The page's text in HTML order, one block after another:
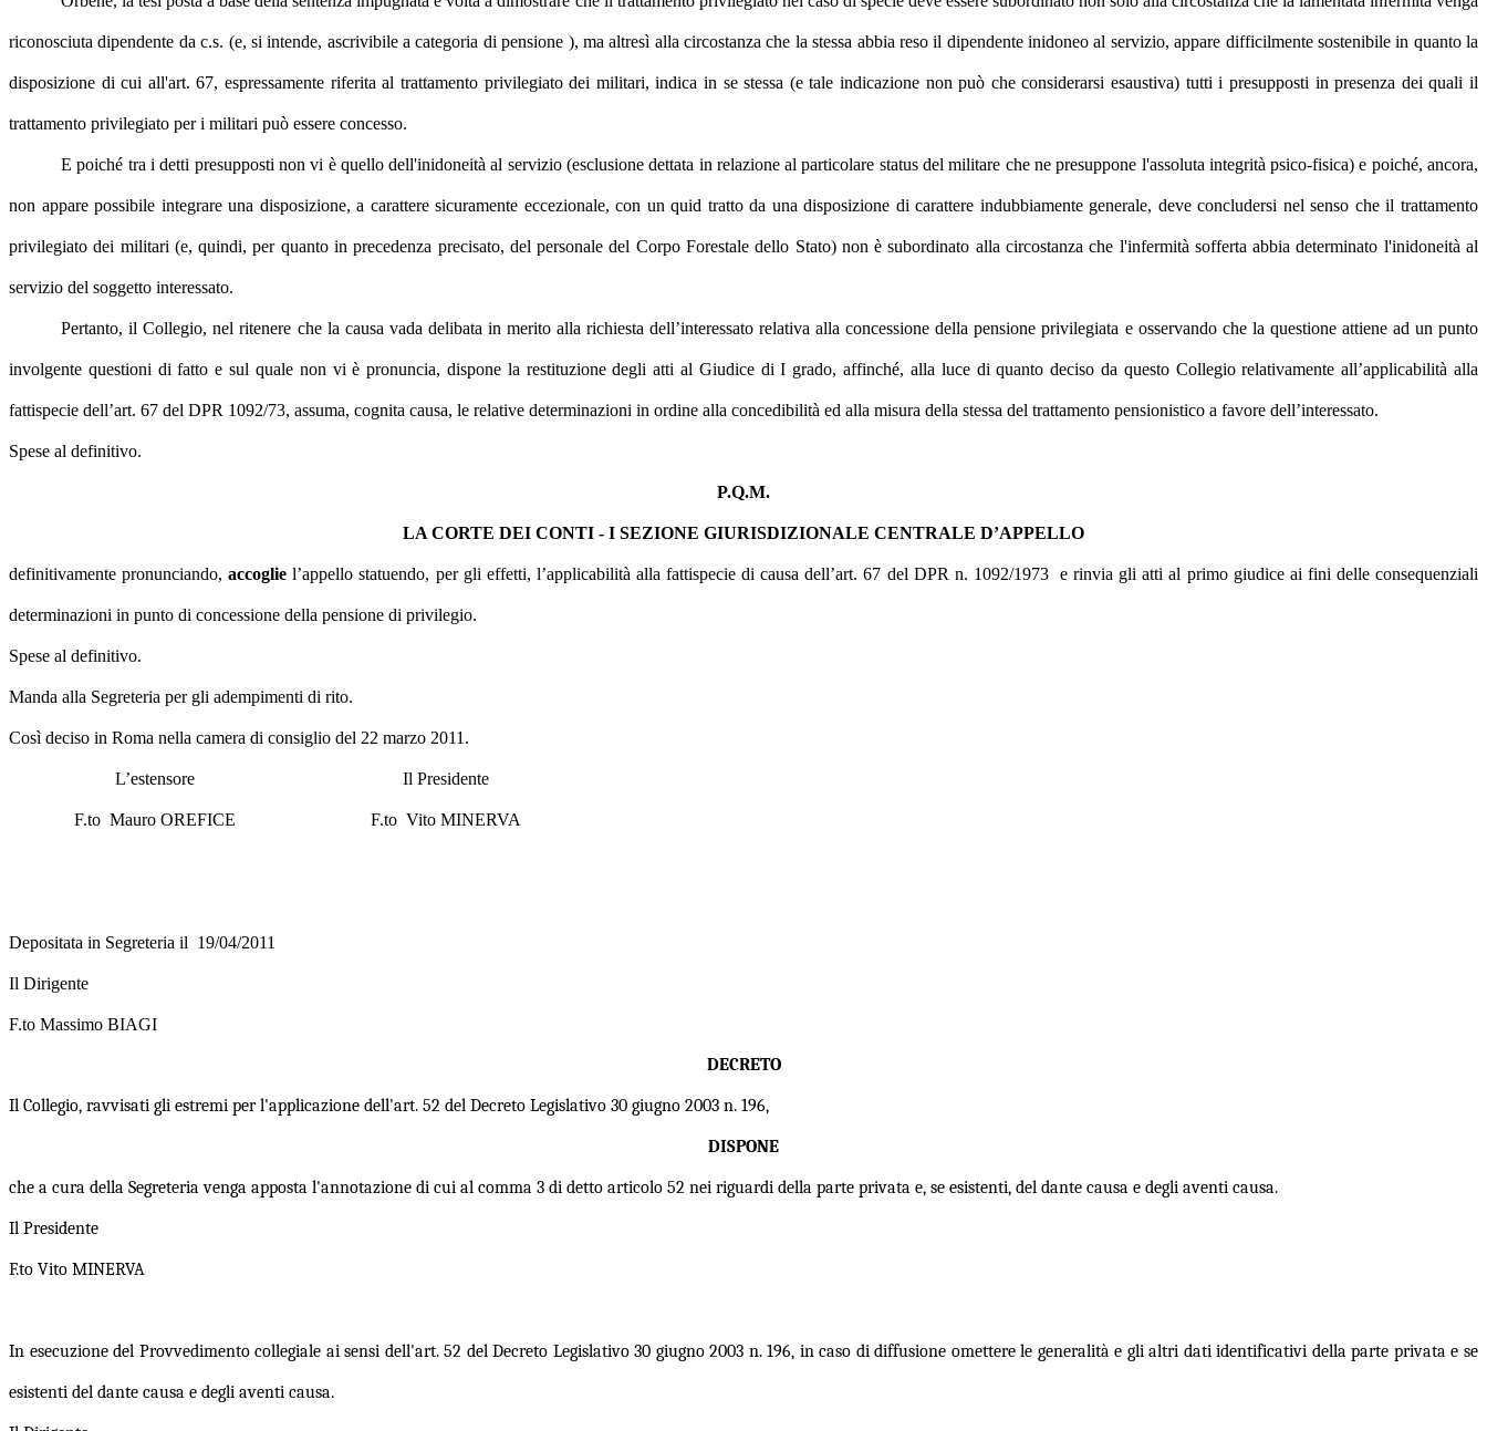
riconosciuta dipendente da c.s. (e, si intende, ascrivibile a categoria di pensione ), ma altresì alla circostanza che la stessa abbia reso il dipendente inidoneo al servizio, appare difficilmente sostenibile in quanto la
disposizione di cui all'art. 67, espressamente riferita al trattamento privilegiato dei militari, indica in se stessa (e tale indicazione non può che considerarsi esaustiva) tutti i presupposti in presenza dei quali il
trattamento privilegiato per i militari può essere concesso.
E poiché tra i detti presupposti non vi è quello dell'inidoneità al servizio (esclusione dettata in relazione al particolare status del militare che ne presuppone l'assoluta integrità psico-fisica) e poiché, ancora,
non appare possibile integrare una disposizione, a carattere sicuramente eccezionale, con un quid tratto da una disposizione di carattere indubbiamente generale, deve concludersi nel senso che il trattamento
privilegiato dei militari (e, quindi, per quanto in precedenza precisato, del personale del Corpo Forestale dello Stato) non è subordinato alla circostanza che l'infermità sofferta abbia determinato l'inidoneità al
servizio del soggetto interessato.
Pertanto, il Collegio, nel ritenere che la causa vada delibata in merito alla richiesta dell’interessato relativa alla concessione della pensione privilegiata e osservando che la questione attiene ad un punto
involgente questioni di fatto e sul quale non vi è pronuncia, dispone la restituzione degli atti al Giudice di I grado, affinché, alla luce di quanto deciso da questo Collegio relativamente all’applicabilità alla
fattispecie dell’art. 67 del DPR 1092/73, assuma, cognita causa, le relative determinazioni in ordine alla concedibilità ed alla misura della stessa del trattamento pensionistico a favore dell’interessato.
Spese al definitivo.
P.Q.M.
LA CORTE DEI CONTI - I SEZIONE GIURISDIZIONALE CENTRALE D’APPELLO
definitivamente pronunciando, accoglie l’appello statuendo, per gli effetti, l’applicabilità alla fattispecie di causa dell’art. 67 del DPR n. 1092/1973 e rinvia gli atti al primo giudice ai fini delle consequenziali
determinazioni in punto di concessione della pensione di privilegio.
Spese al definitivo.
Manda alla Segreteria per gli adempimenti di rito.
Così deciso in Roma nella camera di consiglio del 22 marzo 2011.
L’estensore Il Presidente
F.to Mauro OREFICE F.to Vito MINERVA
Depositata in Segreteria il 19/04/2011
Il Dirigente
F.to Massimo BIAGI
DECRETO
Il Collegio, ravvisati gli estremi per l'applicazione dell'art. 52 del Decreto Legislativo 30 giugno 2003 n. 196,
DISPONE
che a cura della Segreteria venga apposta l'annotazione di cui al comma 3 di detto articolo 52 nei riguardi della parte privata e, se esistenti, del dante causa e degli aventi causa.
Il Presidente
F.to Vito MINERVA
In esecuzione del Provvedimento collegiale ai sensi dell'art. 52 del Decreto Legislativo 30 giugno 2003 n. 196, in caso di diffusione omettere le generalità e gli altri dati identificativi della parte privata e se
esistenti del dante causa e degli aventi causa.